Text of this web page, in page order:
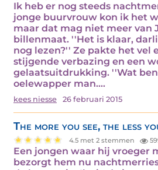
Ik heb er nog steeds
jonge buurvrouw kon ik het
maar dat mag niet meer van
billenmaat. ''Het is klaar,
nog lezen?'' Ze pakte het vel
stijgende verbazing en een
gelaatsuitdrukking. ''Wat
oelewapper man.…
kees niesse 26 februari 2015
The more you see, the less
4.5 met 2 stemmen
Een jongen waar hij vroeger
bezorgt hem nu